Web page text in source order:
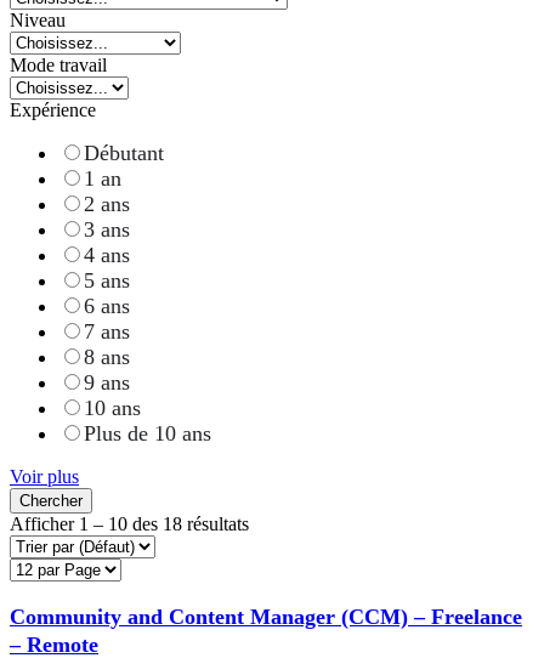
Niveau
Mode travail
Expérience
Débutant
1 an
2 ans
3 ans
4 ans
5 ans
6 ans
7 ans
8 ans
9 ans
10 ans
Plus de 10 ans
Voir plus
Chercher
Afficher 1 – 10 des 18 résultats
Community and Content Manager (CCM) – Freelance
– Remote